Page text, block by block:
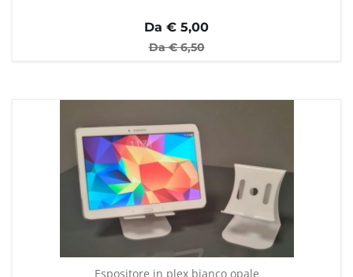
Da € 5,00
Da €6,50
Espositore in plex bianco opale